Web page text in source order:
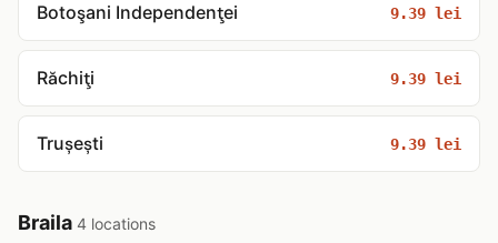
Botoşani Independenţei 9.39 lei
Răchiţi 9.39 lei
Trușești 9.39 lei
Braila 4 locations